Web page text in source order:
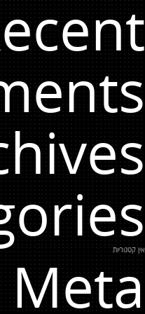
אין קטגוריות
Meta